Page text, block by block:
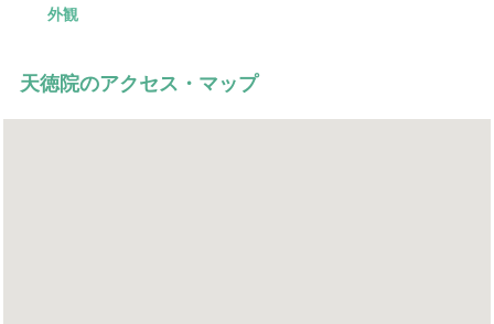
外観
式場
控室
会食場
駐車場
式場前
天徳院のアクセス・マップ